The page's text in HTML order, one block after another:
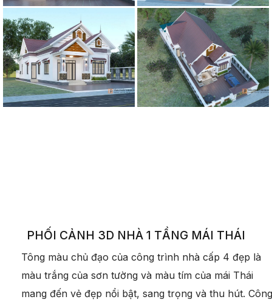
PHỐI CẢNH 3D NHÀ 1 TẦNG MÁI THÁI
Tông màu chủ đạo của công trình nhà cấp 4 đẹp là
màu trắng của sơn tường và màu tím của mái Thái
mang đến vẻ đẹp nổi bật, sang trọng và thu hút. Công